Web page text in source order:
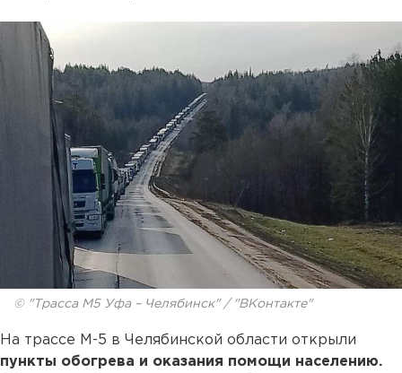
© "Трасса М5 Уфа – Челябинск" / "ВКонтакте"
На трассе М-5 в Челябинской области открыли
пункты обогрева и оказания помощи населению.